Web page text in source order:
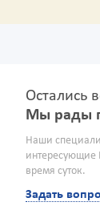
Остались
Мы рады
Наши
интересующие
время суток.
Задать